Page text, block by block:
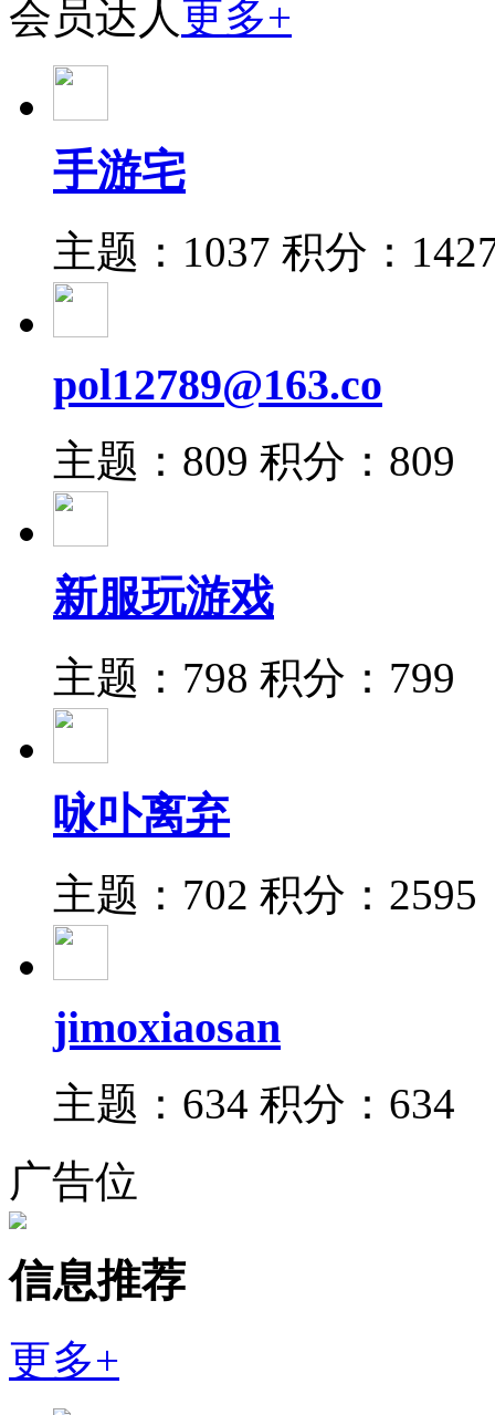
会员达人更多+
手游宅
主题：1037 积分：
pol12789@163.co
主题：809 积分：809
新服玩游戏
主题：798 积分：799
咏卟离弃
主题：702 积分：2595
jimoxiaosan
主题：634 积分：634
广告位
信息推荐
更多+